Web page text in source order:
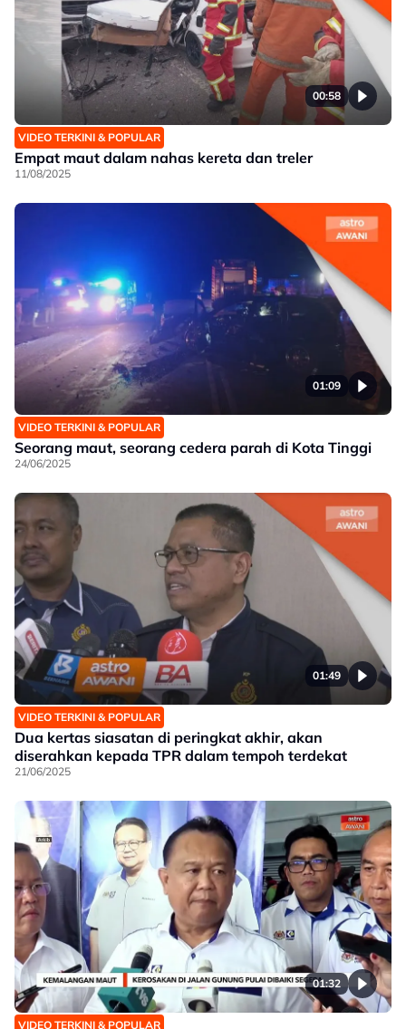
00:58
VIDEO TERKINI & POPULAR
Empat maut dalam nahas kereta dan treler
11/08/2025
01:09
VIDEO TERKINI & POPULAR
Seorang maut, seorang cedera parah di Kota Tinggi
24/06/2025
01:49
VIDEO TERKINI & POPULAR
Dua kertas siasatan di peringkat akhir, akan
diserahkan kepada TPR dalam tempoh terdekat
21/06/2025
01:32
VIDEO TERKINI & POPULAR